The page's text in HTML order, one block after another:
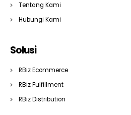
Tentang Kami
Hubungi Kami
Solusi
RBiz Ecommerce
RBiz Fulfillment
RBiz Distribution